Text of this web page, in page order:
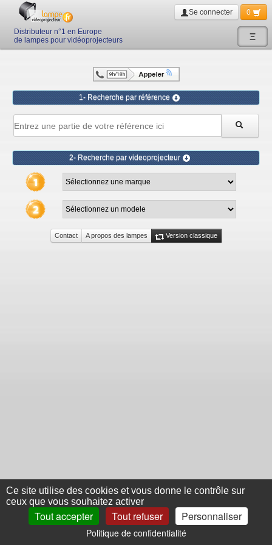
Ξ
Distributeur n°1 en Europe
de lampes pour vidéoprojecteurs
Se connecter 0
1- Recherche par référence
2- Recherche par videoprojecteur
Contact A propos des lampes Version classique
Ce site utilise des cookies et vous donne le contrôle sur
ceux que vous souhaitez activer
Tout accepter Tout refuser Personnaliser
Politique de confidentialité